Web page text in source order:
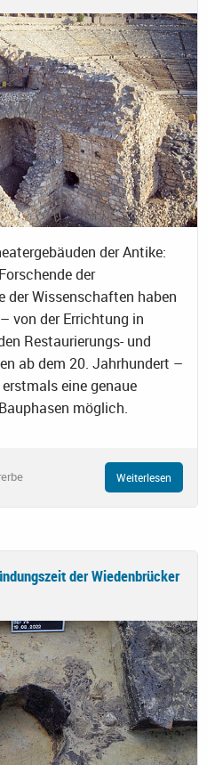
der Antike:
der
der Wissenschaften haben
von der Errichtung in
Restaurierungs- und
ab dem 20. Jahrhundert –
eine genaue
möglich.
Weiterlesen
der Wiedenbrücker